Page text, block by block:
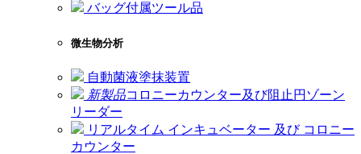
バッグ付属ツール品
微生物分析
自動菌液塗抹装置
新製品コロニーカウンター及び阻止円ゾーン
リーダー
リアルタイム インキュベーター 及び コロニー
カウンター